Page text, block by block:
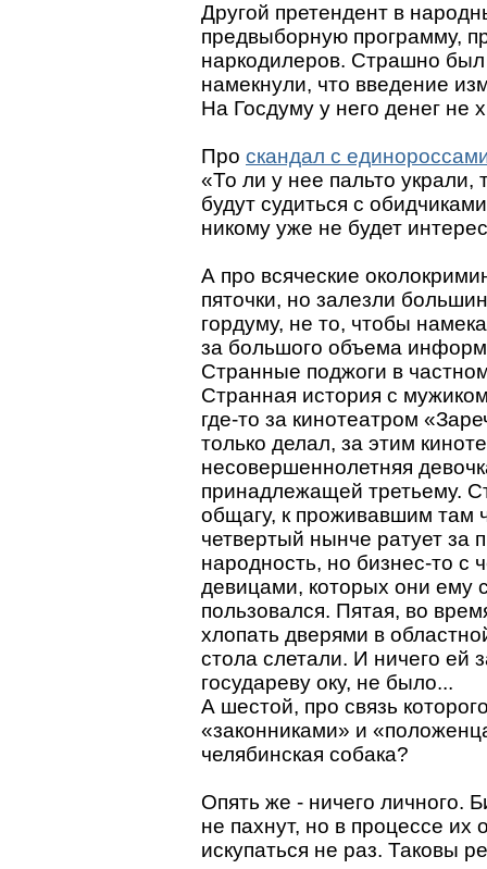
Другой претендент в
предвыборную программу,
наркодилеров. Страшно был
намекнули, что введение
На Госдуму у него денег не
Про скандал с
«То ли у нее пальто
будут судиться с
никому уже не будет
А про всяческие
пяточки, но залезли
гордуму, не то, чтобы
за большого объема
Странные поджоги в
Странная история с
где-то за кинотеатром
только делал, за этим
несовершеннолетняя
принадлежащей третьему.
общагу, к проживавшим там
четвертый нынче ратует за
народность, но бизнес-то с
девицами, которых они ему
пользовался. Пятая, во
хлопать дверями в
стола слетали. И ничего ей
государеву оку, не было...
А шестой, про связь
«законниками» и
челябинская собака?
Опять же - ничего личного.
не пахнут, но в процессе
искупаться не раз. Таковы